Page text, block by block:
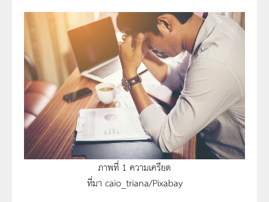
ภาพที่ 1 ความเครียด
ที่มา caio_triana/Pixabay